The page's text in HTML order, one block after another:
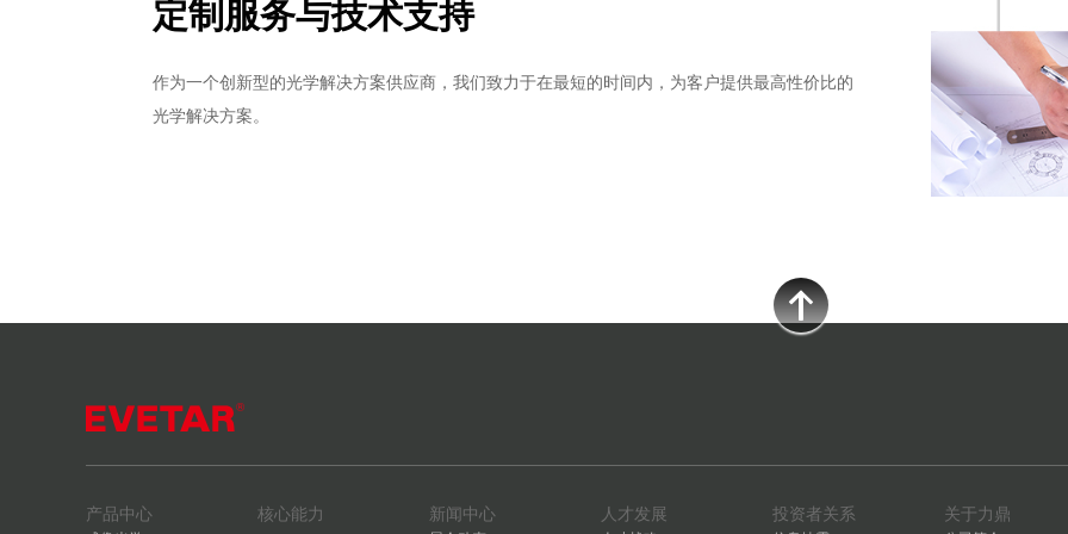
定制服务与技术支持
作为一个创新型的光学解决方案供应商，我们致力于在最短的时间内，为客户提供最高性价比的
光学解决方案。
产品中心 核心能力 新闻中心 人才发展 投资者关系 关于力鼎